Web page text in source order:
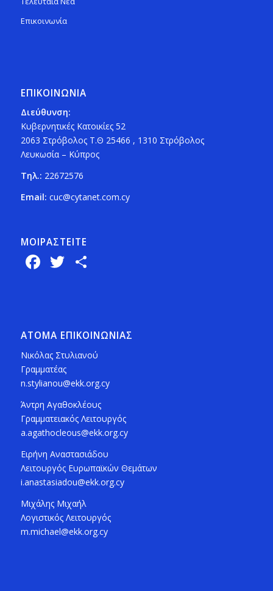
Επικοινωνία
ΕΠΙΚΟΙΝΩΝΙΑ
Διεύθυνση:
Κυβερνητικές Κατοικίες 52
2063 Στρόβολος Τ.Θ 25466 , 1310 Στρόβολος
Λευκωσία – Κύπρος
Τηλ.: 22672576
Email: cuc@cytanet.com.cy
ΜΟΙΡΑΣTEITE
Facebook
Twitter
ΑΤΟΜΑ ΕΠΙΚΟΙΝΩΝΙΑΣ
Νικόλας Στυλιανού
Γραμματέας
n.stylianou@ekk.org.cy
Άντρη Αγαθοκλέους
Γραμματειακός Λειτουργός
a.agathocleous@ekk.org.cy
Ειρήνη Αναστασιάδου
Λειτουργός Ευρωπαϊκών Θεμάτων
i.anastasiadou@ekk.org.cy
Μιχάλης Μιχαήλ
Λογιστικός Λειτουργός
m.michael@ekk.org.cy